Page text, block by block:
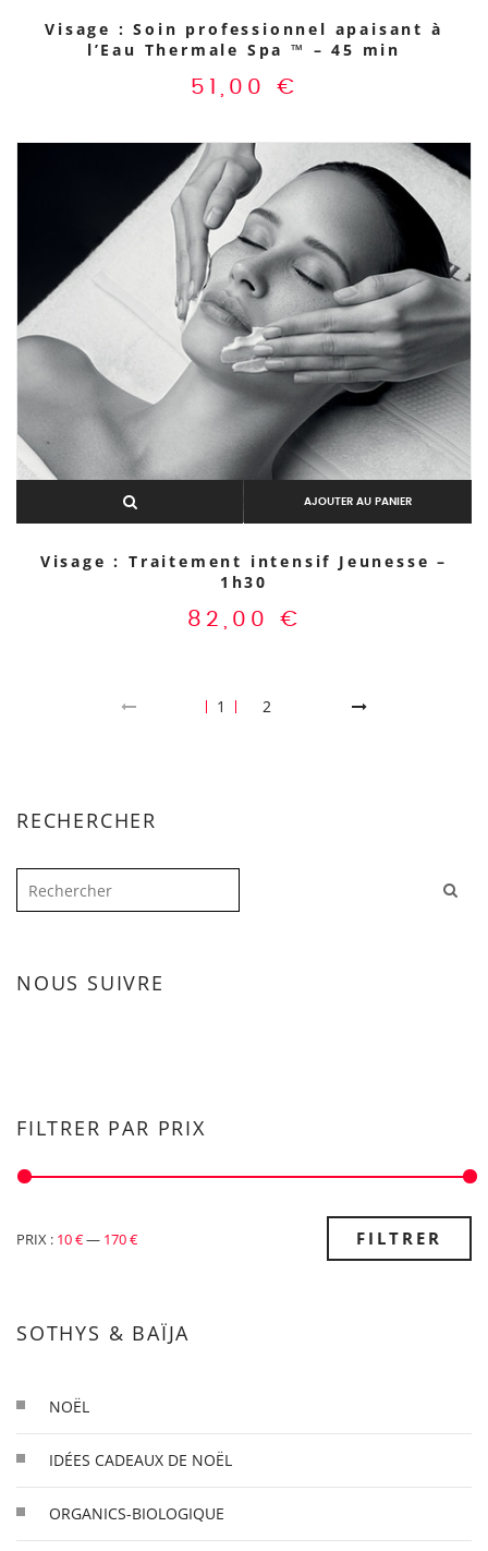
Visage : Soin professionnel apaisant à
l’Eau Thermale Spa ™ – 45 min
51,00 €
AJOUTER AU PANIER
Visage : Traitement intensif Jeunesse –
1h30
82,00 €
1 2
RECHERCHER
NOUS SUIVRE
FILTRER PAR PRIX
PRIX
PRIX
FILTRER
PRIX : 10 €— 170 €
SOTHYS & BAÏJA
NOËL
IDÉES CADEAUX DE NOËL
ORGANICS-BIOLOGIQUE